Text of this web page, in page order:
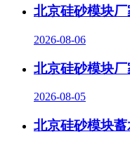
北京硅砂模块
2026-08-06
北京硅砂模块
2026-08-05
北京硅砂模块